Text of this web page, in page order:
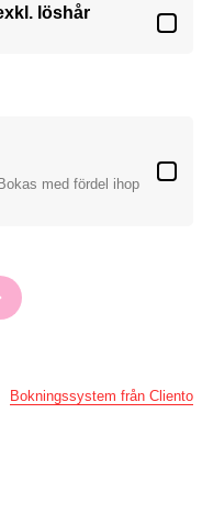
löshår
med fördel ihop
Bokningssystem från Cliento